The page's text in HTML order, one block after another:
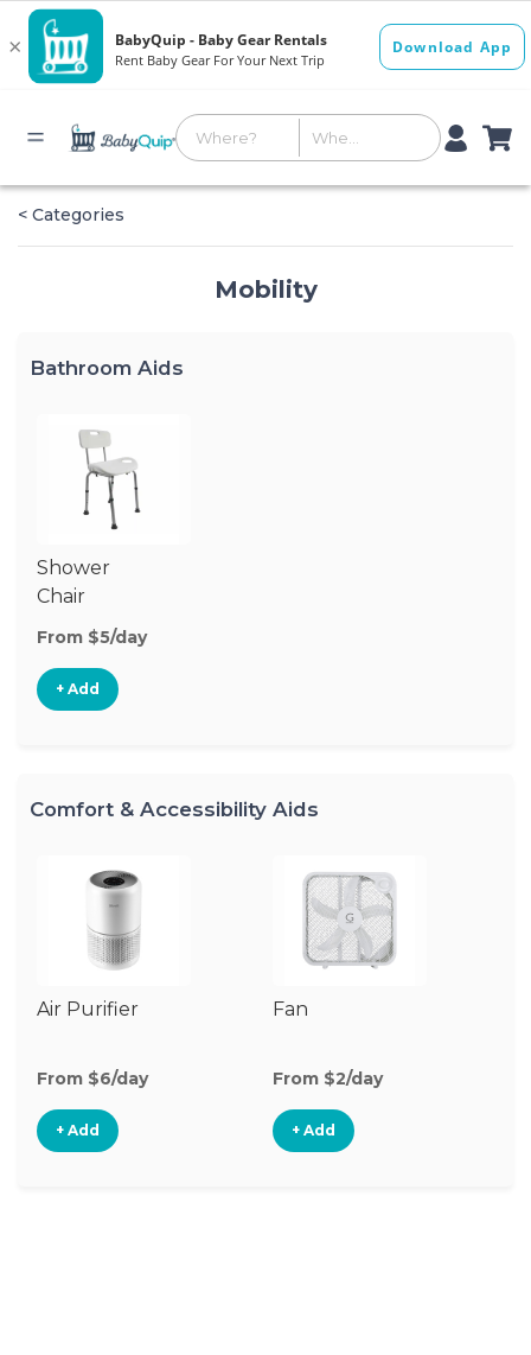
< Categories
Mobility
Bathroom Aids
Shower
Chair
From $5/day
+ Add
Comfort & Accessibility Aids
Air Purifier
From $6/day
+ Add
Fan
From $2/day
+ Add